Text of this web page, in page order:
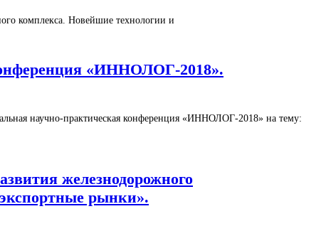
комплекса. Новейшие технологии и
«ИННОЛОГ-2018».
научно-практическая конференция «ИННОЛОГ-2018» на тему:
железнодорожного
рынки».